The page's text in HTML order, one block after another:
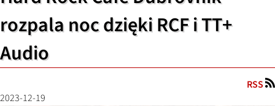
rozpala noc dzięki RCF i TT+
Audio
RSS
2023-12-19